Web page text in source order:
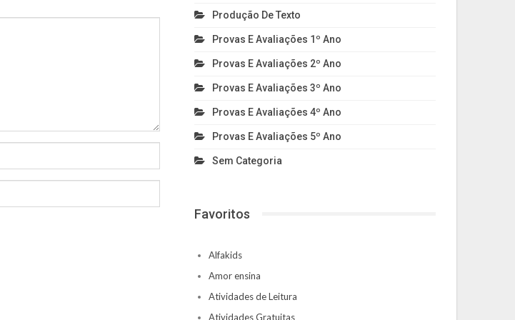
Produção De Texto
Provas E Avaliações 1º Ano
Provas E Avaliações 2º Ano
Provas E Avaliações 3º Ano
Provas E Avaliações 4º Ano
Provas E Avaliações 5º Ano
Sem Categoria
Favoritos
Alfakids
Amor ensina
Atividades de Leitura
Atividades Gratuitas